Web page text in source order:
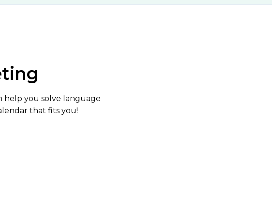
help you solve language
that fits you!